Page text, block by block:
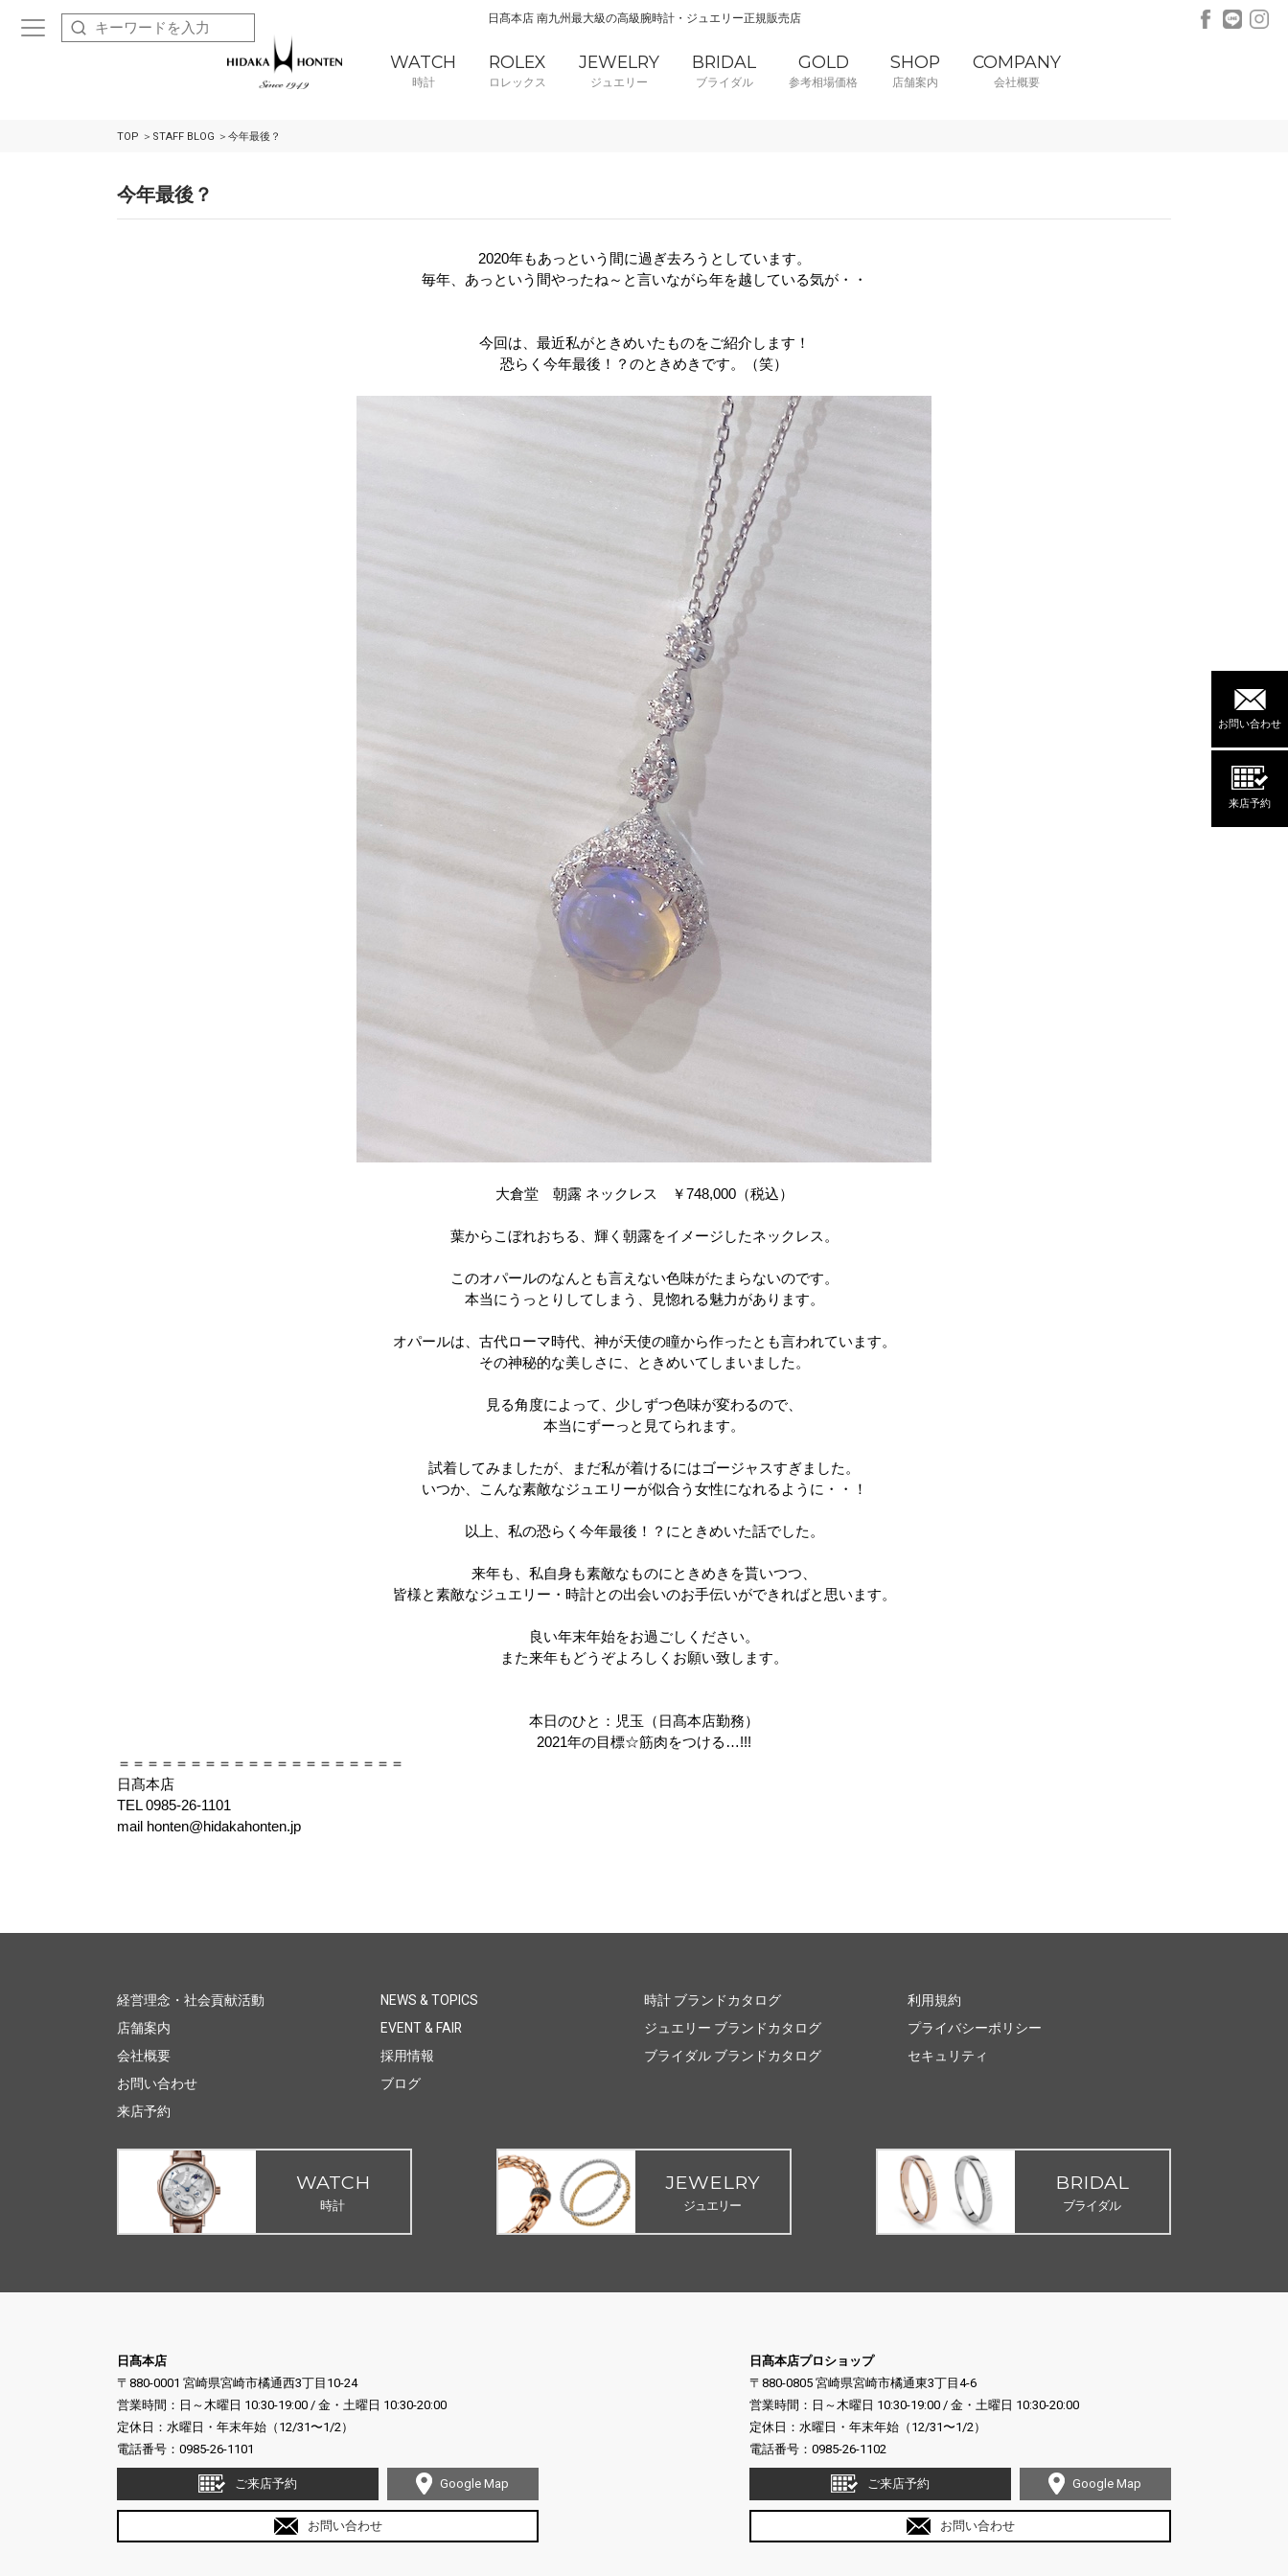
日髙本店 南九州最大級の高級腕時計・ジュエリー正規販売店
WATCH
時計
ROLEX
ロレックス
JEWELRY
ジュエリー
BRIDAL
ブライダル
GOLD
参考相場価格
SHOP
店舗案内
COMPANY
会社概要
お問い合わせ
来店予約
TOP STAFF BLOG 今年最後？
今年最後？
2020年もあっという間に過ぎ去ろうとしています。
毎年、あっという間やったね～と言いながら年を越している気が・・
今回は、最近私がときめいたものをご紹介します！
恐らく今年最後！？のときめきです。（笑）
大倉堂 朝露 ネックレス ￥748,000（税込）
葉からこぼれおちる、輝く朝露をイメージしたネックレス。
このオパールのなんとも言えない色味がたまらないのです。
本当にうっとりしてしまう、見惚れる魅力があります。
オパールは、古代ローマ時代、神が天使の瞳から作ったとも言われています。
その神秘的な美しさに、ときめいてしまいました。
見る角度によって、少しずつ色味が変わるので、
本当にずーっと見てられます。
試着してみましたが、まだ私が着けるにはゴージャスすぎました。
いつか、こんな素敵なジュエリーが似合う女性になれるように・・！
以上、私の恐らく今年最後！？にときめいた話でした。
来年も、私自身も素敵なものにときめきを貰いつつ、
皆様と素敵なジュエリー・時計との出会いのお手伝いができればと思います。
良い年末年始をお過ごしください。
また来年もどうぞよろしくお願い致します。
本日のひと：児玉（日髙本店勤務）
2021年の目標☆筋肉をつける…!!!
＝＝＝＝＝＝＝＝＝＝＝＝＝＝＝＝＝＝＝＝
日髙本店
TEL 0985-26-1101
mail honten@hidakahonten.jp
経営理念・社会貢献活動
店舗案内
会社概要
お問い合わせ
来店予約
NEWS & TOPICS
EVENT & FAIR
採用情報
ブログ
時計 ブランドカタログ
ジュエリー ブランドカタログ
ブライダル ブランドカタログ
利用規約
プライバシーポリシー
セキュリティ
WATCH
時計
JEWELRY
ジュエリー
BRIDAL
ブライダル
日髙本店
〒880-0001 宮崎県宮崎市橘通西3丁目10-24
営業時間：日～木曜日 10:30-19:00 / 金・土曜日 10:30-20:00
定休日：水曜日・年末年始（12/31〜1/2）
電話番号： 0985-26-1101
ご来店予約 Google Map
お問い合わせ
日髙本店プロショップ
〒880-0805 宮崎県宮崎市橘通東3丁目4-6
営業時間：日～木曜日 10:30-19:00 / 金・土曜日 10:30-20:00
定休日：水曜日・年末年始（12/31〜1/2）
電話番号： 0985-26-1102
ご来店予約 Google Map
お問い合わせ